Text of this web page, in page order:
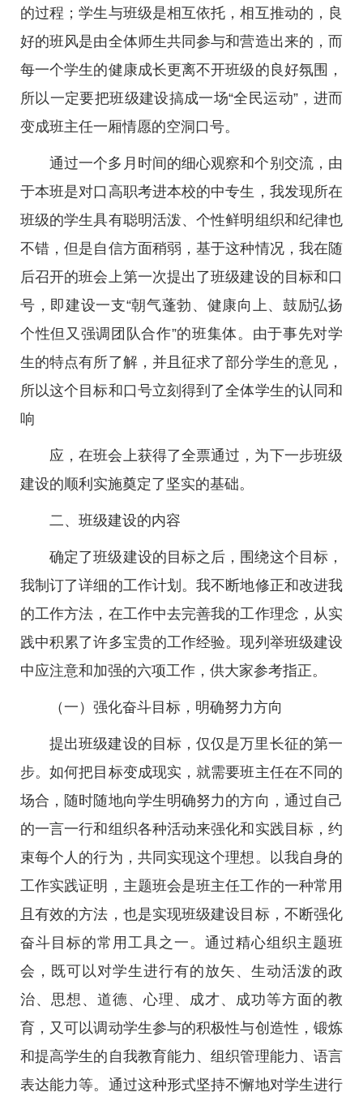
的过程；学生与班级是相互依托，相互推动的，良
好的班风是由全体师生共同参与和营造出来的，而
每一个学生的健康成长更离不开班级的良好氛围，
所以一定要把班级建设搞成一场“全民运动”，进而
变成班主任一厢情愿的空洞口号。
通过一个多月时间的细心观察和个别交流，由
于本班是对口高职考进本校的中专生，我发现所在
班级的学生具有聪明活泼、个性鲜明组织和纪律也
不错，但是自信方面稍弱，基于这种情况，我在随
后召开的班会上第一次提出了班级建设的目标和口
号，即建设一支“朝气蓬勃、健康向上、鼓励弘扬
个性但又强调团队合作”的班集体。由于事先对学
生的特点有所了解，并且征求了部分学生的意见，
所以这个目标和口号立刻得到了全体学生的认同和
响
应，在班会上获得了全票通过，为下一步班级
建设的顺利实施奠定了坚实的基础。
二、班级建设的内容
确定了班级建设的目标之后，围绕这个目标，
我制订了详细的工作计划。我不断地修正和改进我
的工作方法，在工作中去完善我的工作理念，从实
践中积累了许多宝贵的工作经验。现列举班级建设
中应注意和加强的六项工作，供大家参考指正。
（一）强化奋斗目标，明确努力方向
提出班级建设的目标，仅仅是万里长征的第一
步。如何把目标变成现实，就需要班主任在不同的
场合，随时随地向学生明确努力的方向，通过自己
的一言一行和组织各种活动来强化和实践目标，约
束每个人的行为，共同实现这个理想。以我自身的
工作实践证明，主题班会是班主任工作的一种常用
且有效的方法，也是实现班级建设目标，不断强化
奋斗目标的常用工具之一。通过精心组织主题班
会，既可以对学生进行有的放矢、生动活泼的政
治、思想、道德、心理、成才、成功等方面的教
育，又可以调动学生参与的积极性与创造性，锻炼
和提高学生的自我教育能力、组织管理能力、语言
表达能力等。通过这种形式坚持不懈地对学生进行